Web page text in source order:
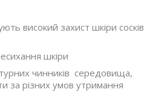
високий захист шкіри сосків
шкіри
чинників середовища,
за різних умов утримання